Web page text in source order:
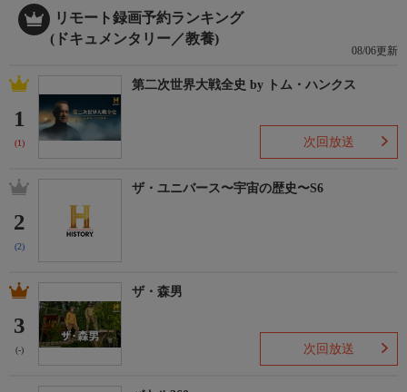
リモート録画予約ランキング
(ドキュメンタリー／教養)
08/06更新
1
(1)
第二次世界大戦全史 by トム・ハンクス
次回放送
2
(2)
ザ・ユニバース〜宇宙の歴史〜S6
3
(-)
ザ・森男
次回放送